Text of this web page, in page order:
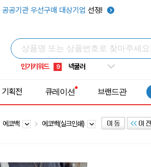
공공기관 우선구매 대상기업 선정!
인기키워드
5 키캡
8 쿨토시
9 넥쿨러
1 선풍기
기획전 큐레이션 브랜드관
에코백 에코백(실크인쇄)